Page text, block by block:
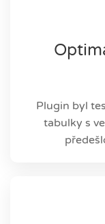
Plugin byl
tabulky s